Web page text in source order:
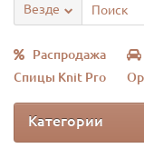
Везде
Распродажа
Спицы Knit Pro
Категории